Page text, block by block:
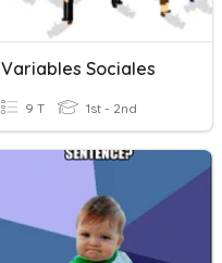
Variables Sociales
9 T 1st - 2nd